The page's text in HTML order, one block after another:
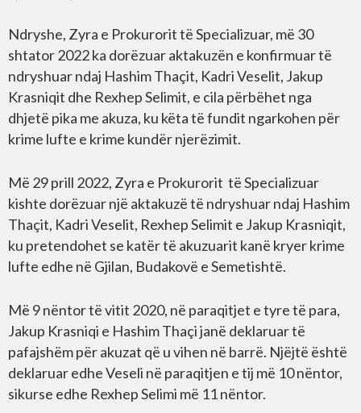
Ndryshe, Zyra e Prokurorit të Specializuar, më 30
shtator 2022 ka dorëzuar aktakuzën e konfirmuar të
ndryshuar ndaj Hashim Thaçit, Kadri Veselit, Jakup
Krasniqit dhe Rexhep Selimit, e cila përbëhet nga
dhjetë pika me akuza, ku këta të fundit ngarkohen për
krime lufte e krime kundër njerëzimit.
Më 29 prill 2022, Zyra e Prokurorit të Specializuar
kishte dorëzuar një aktakuzë të ndryshuar ndaj Hashim
Thaçit, Kadri Veselit, Rexhep Selimit e Jakup Krasniqit,
ku pretendohet se katër të akuzuarit kanë kryer krime
lufte edhe në Gjilan, Budakovë e Semetishtë.
Më 9 nëntor të vitit 2020, në paraqitjet e tyre të para,
Jakup Krasniqi e Hashim Thaçi janë deklaruar të
pafajshëm për akuzat që u vihen në barrë. Njëjtë është
deklaruar edhe Veseli në paraqitjen e tij më 10 nëntor,
sikurse edhe Rexhep Selimi më 11 nëntor.